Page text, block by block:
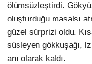
ölümsüzleştirdi.
oluşturduğu masalsı
güzel sürprizi oldu.
süsleyen gökkuşağı,
anı olarak kaldı.